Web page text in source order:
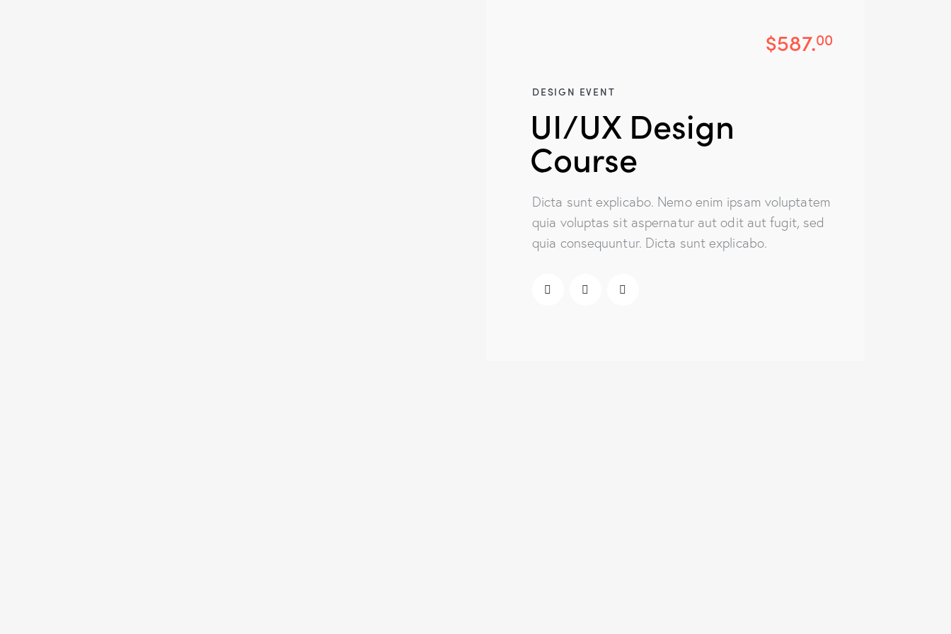
$587.00
DESIGN EVENT
UI/UX Design
Course
Dicta sunt explicabo. Nemo enim ipsam voluptatem
quia voluptas sit aspernatur aut odit aut fugit, sed
quia consequuntur. Dicta sunt explicabo.